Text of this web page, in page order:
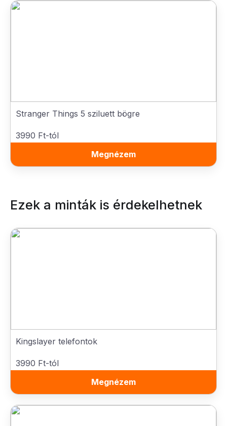
Stranger Things 5 sziluett bögre
3990 Ft-tól
Megnézem
Ezek a minták is érdekelhetnek
Kingslayer telefontok
3990 Ft-tól
Megnézem